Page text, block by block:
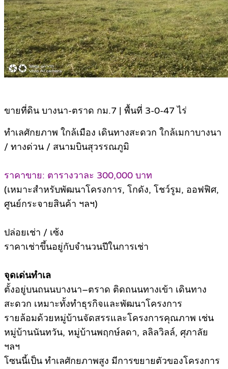
ขายที่ดิน บางนา-ตราด กม.7 | พื้นที่ 3-0-47 ไร่
ทำเลศักยภาพ ใกล้เมือง เดินทางสะดวก ใกล้เมกาบางนา
/ ทางด่วน / สนามบินสุวรรณภูมิ
ราคาขาย: ตารางวาละ 300,000 บาท
(เหมาะสำหรับพัฒนาโครงการ, โกดัง, โชว์รูม, ออฟฟิศ,
ศูนย์กระจายสินค้า ฯลฯ)
ปล่อยเช่า / เซ้ง
ราคาเช่าขึ้นอยู่กับจำนวนปีในการเช่า
จุดเด่นทำเล
ตั้งอยู่บนถนนบางนา–ตราด ติดถนนทางเข้า เดินทาง
สะดวก เหมาะทั้งทำธุรกิจและพัฒนาโครงการ
รายล้อมด้วยหมู่บ้านจัดสรรและโครงการคุณภาพ เช่น
หมู่บ้านนันทวัน, หมู่บ้านพฤกษ์ลดา, ลลิลวิลล์, ศุภาลัย
ฯลฯ
โซนนี้เป็น ทำเลศักยภาพสูง มีการขยายตัวของโครงการ